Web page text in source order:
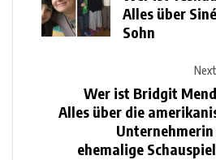
Alles über
Sohn
Wer ist Bridgit
Alles über die
Unternehmerin
ehemalige